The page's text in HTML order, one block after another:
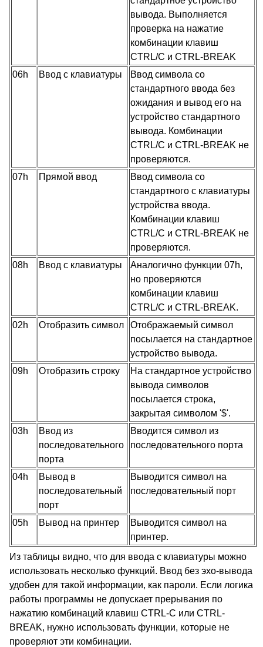
вывода. Выполняется
проверка на нажатие
комбинации клавиш
CTRL/C и CTRL-BREAK
06h
Ввод с клавиатуры
Ввод символа со
стандартного ввода без
ожидания и вывод его на
устройство стандартного
вывода. Комбинации
CTRL/C и CTRL-BREAK не
проверяются.
07h
Прямой ввод
Ввод символа со
стандартного с клавиатуры
устройства ввода.
Комбинации клавиш
CTRL/C и CTRL-BREAK не
проверяются.
08h
Ввод с клавиатуры
Аналогично функции 07h,
но проверяются
комбинации клавиш
CTRL/C и CTRL-BREAK.
02h
Отобразить символ
Отображаемый символ
посылается на стандартное
устройство вывода.
09h
Отобразить строку
На стандартное устройство
вывода символов
посылается строка,
закрытая символом '$'.
03h
Ввод из
последовательного
порта
Вводится символ из
последовательного порта
04h
Вывод в
последовательный
порт
Выводится символ на
последовательный порт
05h Вывод на принтер
Выводится символ на
принтер.
Из таблицы видно, что для ввода с клавиатуры можно
использовать несколько функций. Ввод без эхо-вывода
удобен для такой информации, как пароли. Если логика
работы программы не допускает прерывания по
нажатию комбинаций клавиш CTRL-C или CTRL-
BREAK, нужно использовать функции, которые не
проверяют эти комбинации.